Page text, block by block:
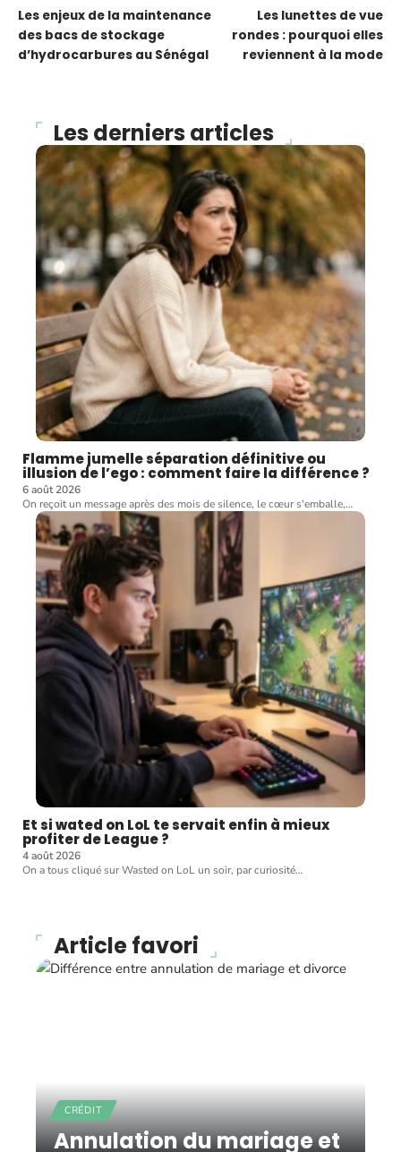
Les enjeux de la maintenance
des bacs de stockage
d’hydrocarbures au Sénégal
Les lunettes de vue
rondes : pourquoi elles
reviennent à la mode
Les derniers articles
Flamme jumelle séparation définitive ou
illusion de l’ego : comment faire la différence ?
6 août 2026
On reçoit un message après des mois de silence, le cœur s'emballe,…
Et si wated on LoL te servait enfin à mieux
profiter de League ?
4 août 2026
On a tous cliqué sur Wasted on LoL un soir, par curiosité…
Article favori
CRÉDIT
Annulation du mariage et